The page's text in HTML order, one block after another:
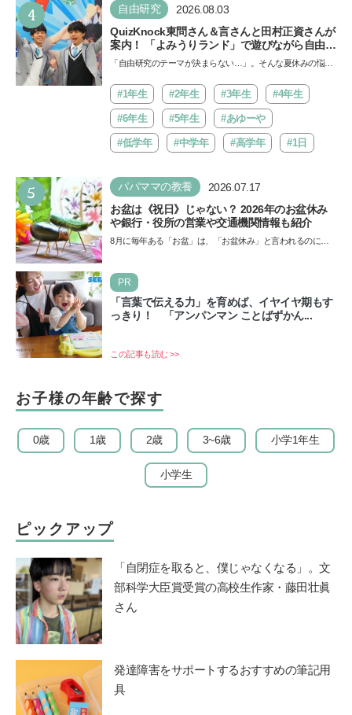
4 自由研究 2026.08.03
QuizKnock東問さん＆言さんと田村正資さんが
案内！ 「よみうりランド」で遊びながら自由研
究が進む期間限定イベントが開催
「自由研究のテーマが決まらない…」。そんな夏休みの悩み
バ!!…
#1年生 #2年生 #3年生 #4年生
#6年生 #5年生 #あゆーや
#低学年 #中学年 #高学年 #1日
5 パパママの教養 2026.07.17
お盆は《祝日》じゃない？ 2026年のお盆休み
や銀行・役所の営業や交通機関情報も紹介
8月に毎年ある「お盆」は、「お盆休み」と言われるのに祝
PR
「言葉で伝える力」を育めば、イヤイヤ期もす
っきり！ 「アンパンマン ことばずかん...
この記事も読む >>
お子様の年齢で探す
0歳 1歳 2歳 3~6歳 小学1年生
小学生
ピックアップ
「自閉症を取ると、僕じゃなくなる」。文
部科学大臣賞受賞の高校生作家・藤田壮眞
さん
発達障害をサポートするおすすめの筆記用
具